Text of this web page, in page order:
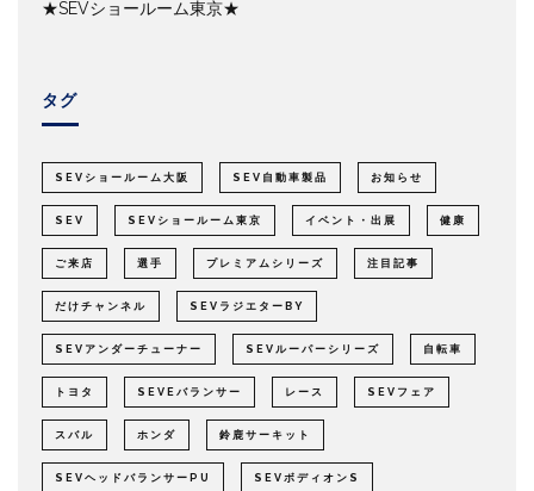
★SEVショールーム東京★
タグ
SEVショールーム大阪 SEV自動車製品 お知らせ
SEV SEVショールーム東京 イベント・出展 健康
ご来店 選手 プレミアムシリーズ 注目記事
だけチャンネル SEVラジエターBY
SEVアンダーチューナー SEVルーパーシリーズ 自転車
トヨタ SEVEバランサー レース SEVフェア
スバル ホンダ 鈴鹿サーキット
SEVヘッドバランサーPU SEVボディオンS